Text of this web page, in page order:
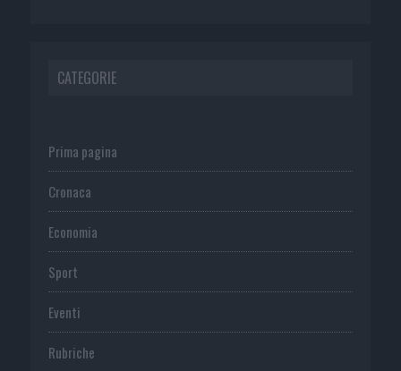
CATEGORIE
Prima pagina
Cronaca
Economia
Sport
Eventi
Rubriche